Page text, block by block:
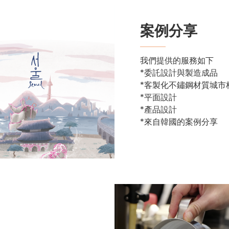
案例分享
我們提供的服務如下
*委託設計與製造成品
*客製化不鏽鋼材質城市
*平面設計
*產品設計
*來自韓國的案例分享